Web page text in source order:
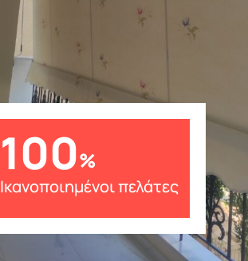
100%
Ικανοποιημένοι πελάτες